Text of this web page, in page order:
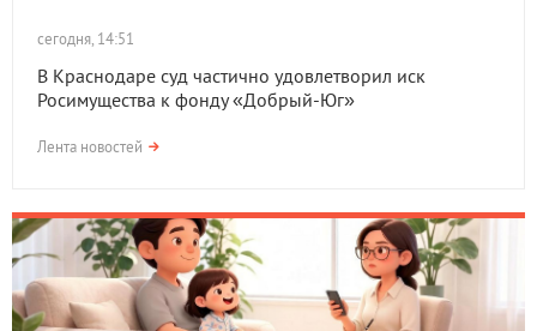
сегодня, 14:51
В Краснодаре суд частично удовлетворил иск
Росимущества к фонду «Добрый-Юг»
Лента новостей